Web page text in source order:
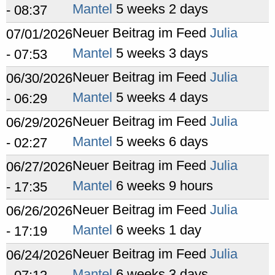
- 08:37
Mantel 5 weeks 2 days
07/01/2026
- 07:53
Neuer Beitrag im Feed Julia
Mantel 5 weeks 3 days
06/30/2026
- 06:29
Neuer Beitrag im Feed Julia
Mantel 5 weeks 4 days
06/29/2026
- 02:27
Neuer Beitrag im Feed Julia
Mantel 5 weeks 6 days
06/27/2026
- 17:35
Neuer Beitrag im Feed Julia
Mantel 6 weeks 9 hours
06/26/2026
- 17:19
Neuer Beitrag im Feed Julia
Mantel 6 weeks 1 day
06/24/2026Neuer Beitrag im Feed Julia